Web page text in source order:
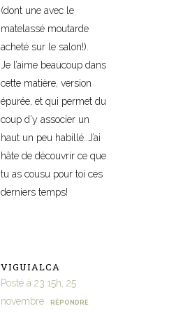
(dont une avec le
matelassé moutarde
acheté sur le salon!).
Je l’aime beaucoup dans
cette matière, version
épurée, et qui permet du
coup d’y associer un
haut un peu habillé..J’ai
hâte de découvrir ce que
tu as cousu pour toi ces
derniers temps!
VIGUIALCA
Posté à 23:15h, 25
novembre
RÉPONDRE